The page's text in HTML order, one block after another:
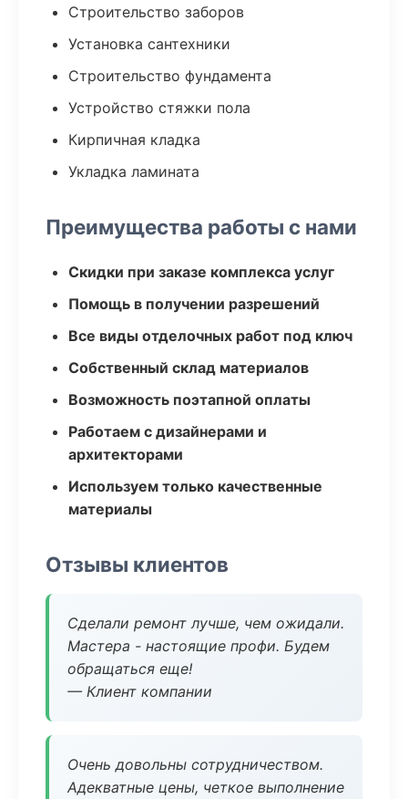
Строительство заборов
Установка сантехники
Строительство фундамента
Устройство стяжки пола
Кирпичная кладка
Укладка ламината
Преимущества работы с нами
Скидки при заказе комплекса услуг
Помощь в получении разрешений
Все виды отделочных работ под ключ
Собственный склад материалов
Возможность поэтапной оплаты
Работаем с дизайнерами и
архитекторами
Используем только качественные
материалы
Отзывы клиентов
Сделали ремонт лучше, чем ожидали.
Мастера - настоящие профи. Будем
обращаться еще!
— Клиент компании
Очень довольны сотрудничеством.
Адекватные цены, четкое выполнение